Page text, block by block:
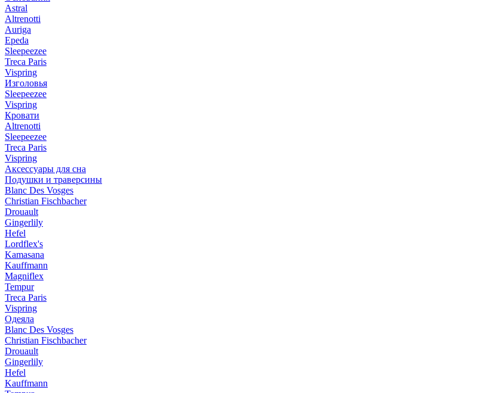
Astral
Altrenotti
Auriga
Epeda
Sleepeezee
Treca Paris
Vispring
Изголовья
Sleepeezee
Vispring
Кровати
Altrenotti
Sleepeezee
Treca Paris
Vispring
Аксессуары для сна
Подушки и траверсины
Blanc Des Vosges
Christian Fischbacher
Drouault
Gingerlily
Hefel
Lordflex's
Kamasana
Kauffmann
Magniflex
Tempur
Treca Paris
Vispring
Одеяла
Blanc Des Vosges
Christian Fischbacher
Drouault
Gingerlily
Hefel
Kauffmann